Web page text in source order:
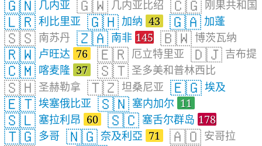
🇬🇳 几内亚 🇬🇼 几内亚比绍 🇨🇬 刚果共和国
🇱🇷 利比里亚 🇬🇭 加纳 43 🇬🇦 加蓬
🇸🇸 南苏丹 🇿🇦 南非 145 🇧🇼 博茨瓦纳
🇷🇼 卢旺达 76 🇪🇷 厄立特里亚 🇩🇯 吉布提
🇨🇲 喀麦隆 37 🇸🇹 圣多美和普林西比
🇸🇭 圣赫勒拿 🇹🇿 坦桑尼亚 🇪🇬 埃及
🇪🇹 埃塞俄比亚 🇸🇳 塞内加尔 11
🇸🇱 塞拉利昂 60 🇸🇨 塞舌尔群岛 178
🇹🇬 多哥 🇳🇬 奈及利亞 71 🇦🇴 安哥拉